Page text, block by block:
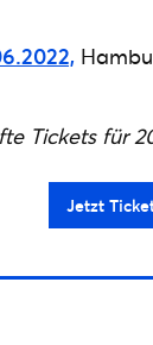
Tickets für
Jetzt